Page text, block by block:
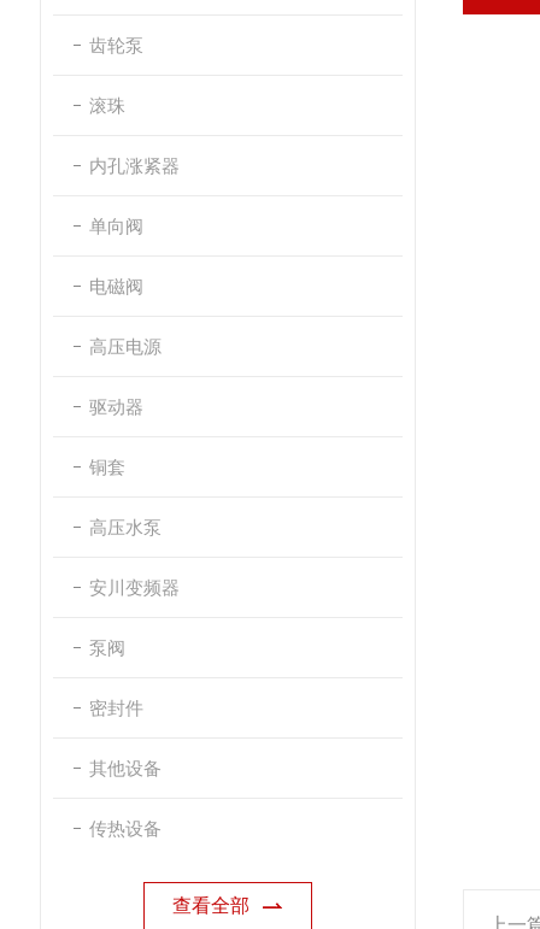
齿轮泵
滚珠
内孔涨紧器
单向阀
电磁阀
高压电源
驱动器
铜套
高压水泵
安川变频器
泵阀
密封件
其他设备
传热设备
查看全部
上一